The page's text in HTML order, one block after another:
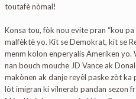
toutafè nòmal!
Konsa tou, fòk nou evite pran “kou
malfèktè yo. Kit se Demokrat, kit se
menm kolon enperyalis Ameriken yo.
nan bouch mouche JD Vance ak
makònen ak danje reyèl paske zòt ka
lòt imigran ki vilnerab pandan sezon